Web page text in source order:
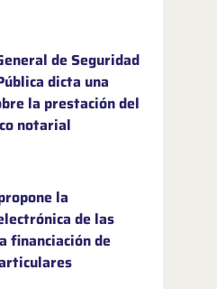
de Seguridad
dicta una
la prestación del
notarial
la
de las
financiación de